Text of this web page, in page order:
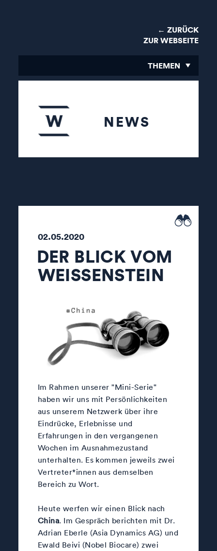
← ZURÜCK
ZUR WEBSEITE
THEMEN
NEWS
02.05.2020
DER BLICK VOM
WEISSENSTEIN
Im Rahmen unserer "Mini-Serie"
haben wir uns mit Persönlichkeiten
aus unserem Netzwerk über ihre
Eindrücke, Erlebnisse und
Erfahrungen in den vergangenen
Wochen im Ausnahmezustand
unterhalten. Es kommen jeweils zwei
Vertreter*innen aus demselben
Bereich zu Wort.
Heute werfen wir einen Blick nach
China. Im Gespräch berichten mit Dr.
Adrian Eberle (Asia Dynamics AG) und
Ewald Beivi (Nobel Biocare) zwei